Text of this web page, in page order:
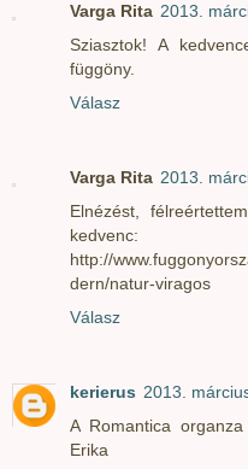
Varga Rita 2013.
Sziasztok! A
függöny.
Válasz
Varga Rita 2013.
Elnézést,
kedvenc:
http://
dern/natur-viragos
Válasz
kerierus 2013.
A Romantica
Erika